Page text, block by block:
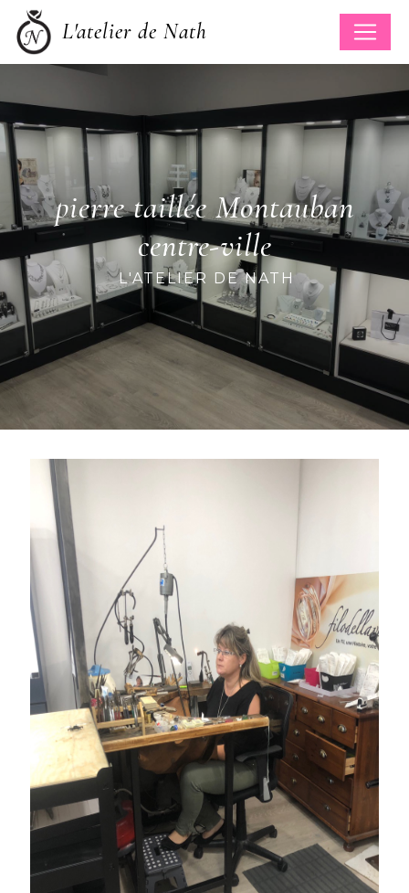
L'atelier de Nath
pierre taillée Montauban
centre-ville
L'ATELIER DE NATH
Panneau de gestion des cookies